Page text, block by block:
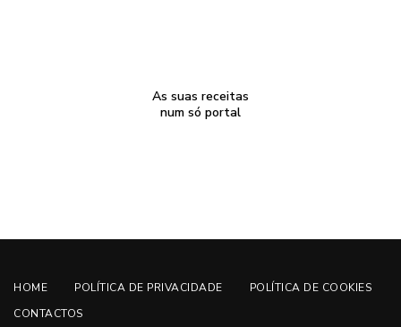
As suas receitas
num só portal
HOME POLÍTICA DE PRIVACIDADE
POLÍTICA DE COOKIES
CONTACTOS